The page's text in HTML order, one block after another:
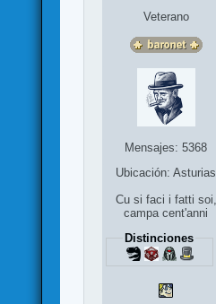
Veterano
Mensajes: 5368
Ubicación: Asturias
Cu si faci i fatti soi,
campa cent'anni
Distinciones